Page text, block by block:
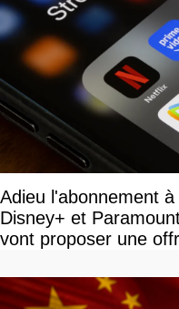
Adieu l'abonnement
Disney+ et
vont proposer une